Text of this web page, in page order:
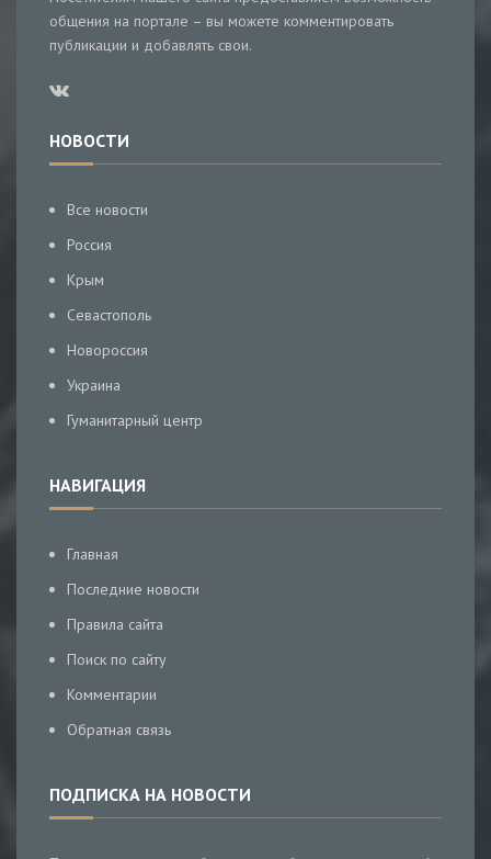
общения на портале – вы можете комментировать
публикации и добавлять свои.
НОВОСТИ
Все новости
Россия
Крым
Севастополь
Новороссия
Украина
Гуманитарный центр
НАВИГАЦИЯ
Главная
Последние новости
Правила сайта
Поиск по сайту
Комментарии
Обратная связь
ПОДПИСКА НА НОВОСТИ